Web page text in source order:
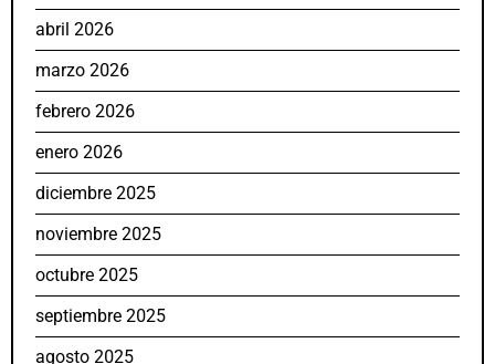
abril 2026
marzo 2026
febrero 2026
enero 2026
diciembre 2025
noviembre 2025
octubre 2025
septiembre 2025
agosto 2025